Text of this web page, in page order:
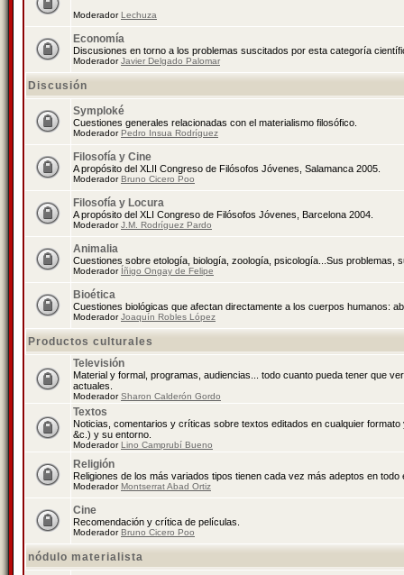
ModeradorLechuza
Economía
Discusiones en torno a los problemas suscitados por esta categoría
ModeradorJavier Delgado Palomar
Discusión
Symploké
Cuestiones generales relacionadas con el materialismo filosófico.
ModeradorPedro Insua Rodríguez
Filosofía y Cine
A propósito del XLII Congreso de Filósofos Jóvenes, Salamanca 2005.
ModeradorBruno Cicero Poo
Filosofía y Locura
A propósito del XLI Congreso de Filósofos Jóvenes, Barcelona 2004.
ModeradorJ.M. Rodríguez Pardo
Animalia
Cuestiones sobre etología, biología, zoología, psicología...Sus problemas,
Moderador Íñigo Ongay de Felipe
Bioética
Cuestiones biológicas que afectan directamente a los cuerpos humanos:
ModeradorJoaquín Robles López
Productos culturales
Televisión
Material y formal, programas, audiencias... todo cuanto pueda tener que
actuales.
ModeradorSharon Calderón Gordo
Textos
Noticias, comentarios y críticas sobre textos editados en cualquier
&c.) y su entorno.
ModeradorLino Camprubí Bueno
Religión
Religiones de los más variados tipos tienen cada vez más adeptos en todo
ModeradorMontserrat Abad Ortiz
Cine
Recomendación y crítica de películas.
ModeradorBruno Cicero Poo
nódulo materialista